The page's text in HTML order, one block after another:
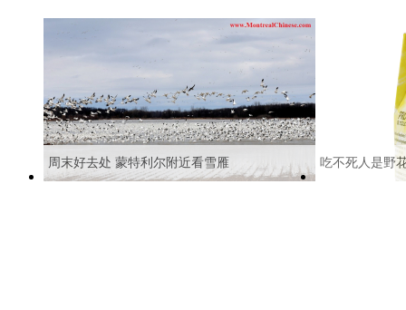
周末好去处 蒙特利尔附近看雪雁 吃不死人是野